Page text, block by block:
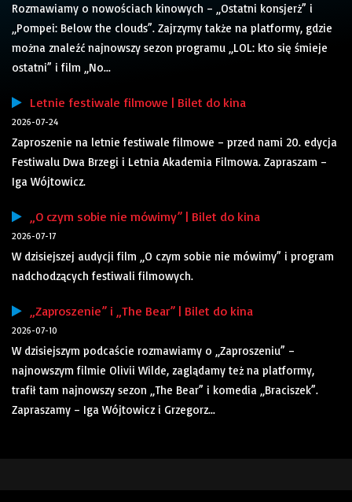
Rozmawiamy o nowościach kinowych – „Ostatni konsjerż” i
„Pompei: Below the clouds”. Zajrzymy także na platformy, gdzie
można znaleźć najnowszy sezon programu „LOL: kto się śmieje
ostatni” i film „No...
Letnie festiwale filmowe | Bilet do kina
2026-07-24
Zaproszenie na letnie festiwale filmowe – przed nami 20. edycja
Festiwalu Dwa Brzegi i Letnia Akademia Filmowa. Zapraszam –
Iga Wójtowicz.
„O czym sobie nie mówimy” | Bilet do kina
2026-07-17
W dzisiejszej audycji film „O czym sobie nie mówimy” i program
nadchodzących festiwali filmowych.
„Zaproszenie” i „The Bear” | Bilet do kina
2026-07-10
W dzisiejszym podcaście rozmawiamy o „Zaproszeniu” –
najnowszym filmie Olivii Wilde, zaglądamy też na platformy,
trafił tam najnowszy sezon „The Bear” i komedia „Braciszek”.
Zapraszamy – Iga Wójtowicz i Grzegorz...